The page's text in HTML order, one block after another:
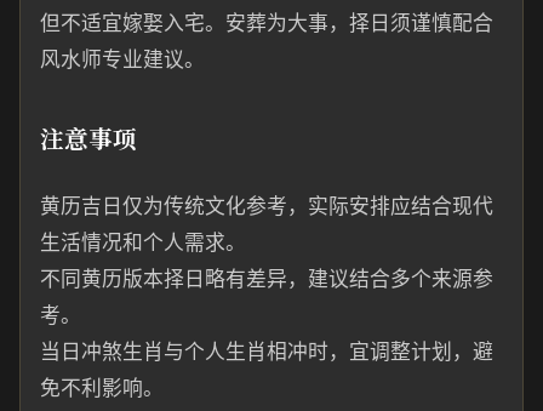
但不适宜嫁娶入宅。安葬为大事，择日须谨慎配合
风水师专业建议。
注意事项
黄历吉日仅为传统文化参考，实际安排应结合现代
生活情况和个人需求。
不同黄历版本择日略有差异，建议结合多个来源参
考。
当日冲煞生肖与个人生肖相冲时，宜调整计划，避
免不利影响。